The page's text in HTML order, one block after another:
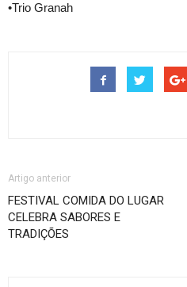
•Trio Granah
Artigo anterior
FESTIVAL COMIDA DO LUGAR
CELEBRA SABORES E
TRADIÇÕES